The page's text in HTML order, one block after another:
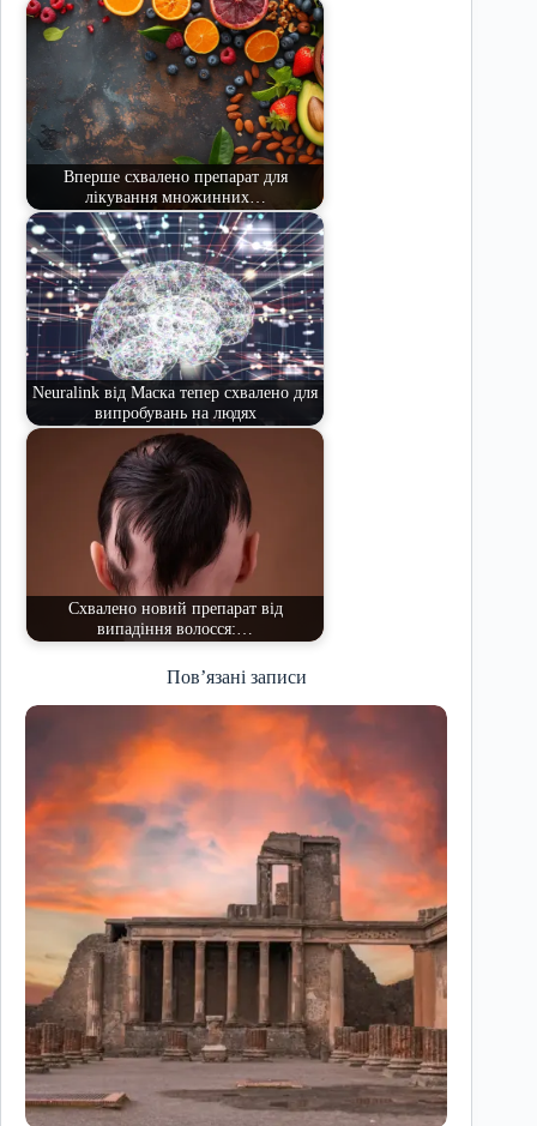
Вперше схвалено препарат для
лікування множинних…
Neuralink від Маска тепер схвалено для
випробувань на людях
Схвалено новий препарат від
випадіння волосся:…
Пов’язані записи